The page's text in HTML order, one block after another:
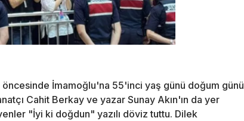
öncesinde İmamoğlu'na 55'inci yaş günü doğum günü
Cahit Berkay ve yazar Sunay Akın'ın da yer
"İyi ki doğdun" yazılı döviz tuttu. Dilek